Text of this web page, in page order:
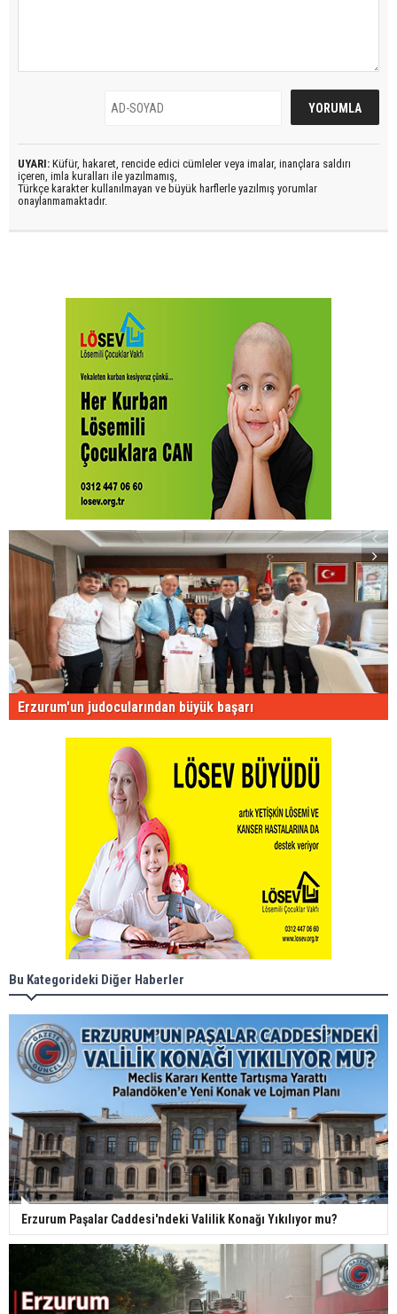
UYARI: Küfür, hakaret, rencide edici cümleler veya imalar, inançlara saldırı
içeren, imla kuralları ile yazılmamış,
Türkçe karakter kullanılmayan ve büyük harflerle yazılmış yorumlar
onaylanmamaktadır.
Erzurum'un judocularından büyük başarı
Bu Kategorideki Diğer Haberler
Erzurum Paşalar Caddesi'ndeki Valilik Konağı Yıkılıyor mu?